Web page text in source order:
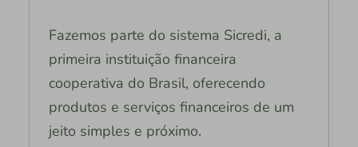
Fazemos parte do sistema Sicredi, a
primeira instituição financeira
cooperativa do Brasil, oferecendo
produtos e serviços financeiros de um
jeito simples e próximo.